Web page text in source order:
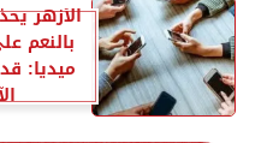
الأزهر
بالنعم
ميديا: